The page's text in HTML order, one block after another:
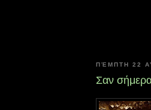
ΠΈΜΠΤΗ 22
Σαν